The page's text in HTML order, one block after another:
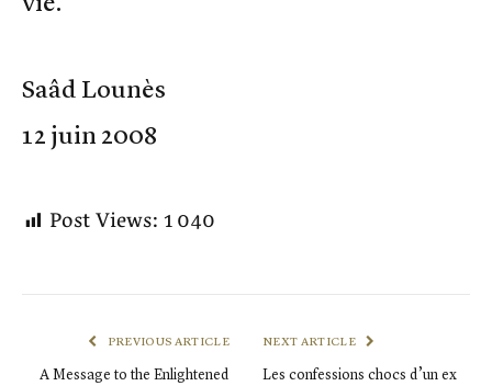
Saâd Lounès
12 juin 2008
Post Views:1 040
PREVIOUS ARTICLE
A Message to the Enlightened
NEXT ARTICLE
Les confessions chocs d’un ex